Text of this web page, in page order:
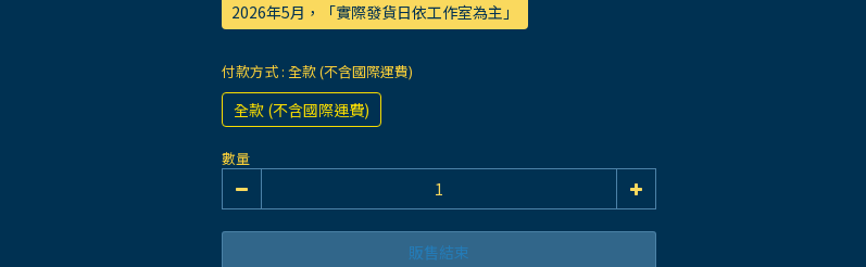
2026年5月，「實際發貨日依工作室為主」
付款方式 : 全款 (不含國際運費)
全款 (不含國際運費)
數量
販售結束